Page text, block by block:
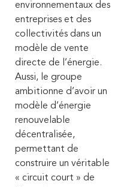
environnementaux des
entreprises et des
collectivités dans un
modèle de vente
directe de l’énergie.
Aussi, le groupe
ambitionne d’avoir un
modèle d’énergie
renouvelable
décentralisée,
permettant de
construire un véritable
« circuit court » de